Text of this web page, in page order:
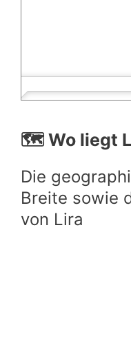
🗺️ Wo liegt
Die
Breite sowie
von Lira